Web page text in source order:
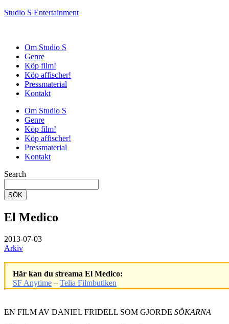
Studio S Entertainment
Om Studio S
Genre
Köp film!
Köp affischer!
Pressmaterial
Kontakt
Om Studio S
Genre
Köp film!
Köp affischer!
Pressmaterial
Kontakt
Search
SÖK
El Medico
2013-07-03
Arkiv
Här kan du streama El Medico:
SF Anytime – Telia Filmbutiken
EN FILM AV DANIEL FRIDELL SOM GJORDE SÖKARNA